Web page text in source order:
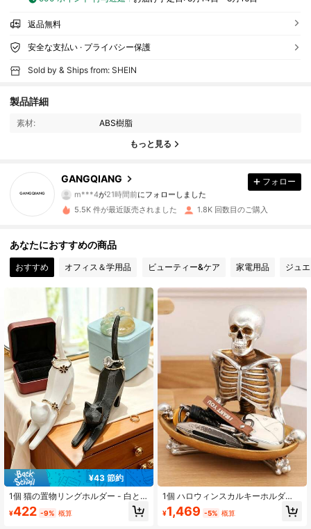
返品無料
安全な支払い · プライバシー保護
Sold by & Ships from: SHEIN
製品詳細
素材: ABS樹脂
もっと見る
GANGQIANG
3.1K フォロワー
4.92 3.1K フォロワー
3.1K フォロワー
4.92 3.1K フォロワー
4.92 3.1K フォロワー
4.92 3.1K フォロワー
4.92 3.1K フォロワー
フォロー
5.5K 件が最近販売されました 1.8K 回数目のご購入
あなたにおすすめの商品
おすすめ オフィス＆学用品 ビューティー&ケア 家電用品 ジュ
¥43 節約
1個 猫の置物リングホルダー - 白と
黒、結婚指輪、誕生日プレゼント、
オフィス装飾に適しています。女性
¥422 -9% 概算
1個 ハロウィンスカルキーホルダ
ー、クリエイティブなゴシック調ス
カルデコレーション収納トレイ、多
¥1,469 -5% 概算